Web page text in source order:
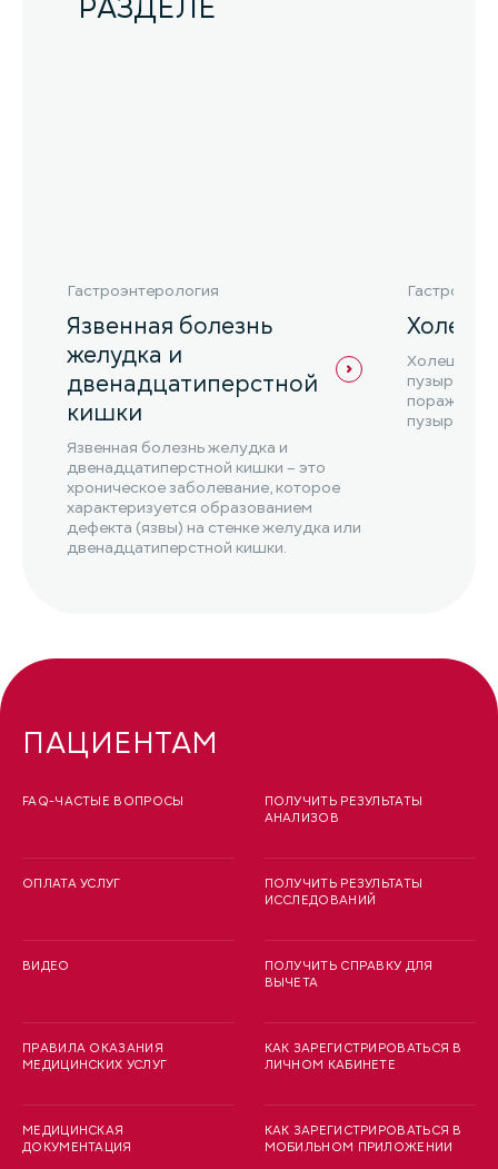
Гастроэнтерология
Язвенная болезнь
желудка и
двенадцатиперстной
кишки
Язвенная болезнь желудка и
двенадцатиперстной кишки – это
хроническое заболевание, которое
характеризуется образованием
дефекта (язвы) на стенке желудка или
двенадцатиперстной кишки.
пузыря,
пузыря и
ПАЦИЕНТАМ
FAQ-ЧАСТЫЕ ВОПРОСЫ
ОПЛАТА УСЛУГ
ВИДЕО
ПРАВИЛА ОКАЗАНИЯ
МЕДИЦИНСКИХ УСЛУГ
МЕДИЦИНСКАЯ
ДОКУМЕНТАЦИЯ
ПОЛУЧИТЬ РЕЗУЛЬТАТЫ
АНАЛИЗОВ
ПОЛУЧИТЬ РЕЗУЛЬТАТЫ
ИССЛЕДОВАНИЙ
ПОЛУЧИТЬ СПРАВКУ ДЛЯ
ВЫЧЕТА
КАК ЗАРЕГИСТРИРОВАТЬСЯ В
ЛИЧНОМ КАБИНЕТЕ
КАК ЗАРЕГИСТРИРОВАТЬСЯ В
МОБИЛЬНОМ ПРИЛОЖЕНИИ